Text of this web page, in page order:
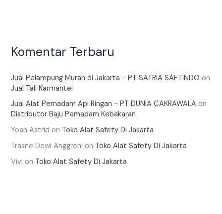
Komentar Terbaru
Jual Pelampung Murah di Jakarta - PT SATRIA SAFTINDO on
Jual Tali Karmantel
Jual Alat Pemadam Api Ringan - PT DUNIA CAKRAWALA on
Distributor Baju Pemadam Kebakaran
Yoan Astrid on Toko Alat Safety Di Jakarta
Trasne Dewi Anggreni on Toko Alat Safety Di Jakarta
Vivi on Toko Alat Safety Di Jakarta